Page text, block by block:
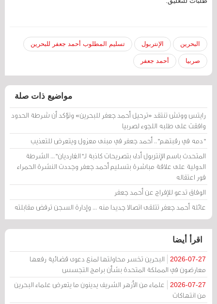
البحرين الإنتربول تسليم المطلوب أحمد جعفر للبحرين
صربيا أحمد جعفر
مواضيع ذات صلة
رايتس ووتش تنتقد «ترحيل أحمد جعفر للبحرين» وتؤكد أن شرطة الحدود
وافقت على طلبه اللجوء لصربيا
"دمه في رقبتهم".. أحمد جعفر في مبنى معزول ويتعرض للتعذيب
المتحدث باسم الإنتربول أدلى بتصريحات كاذبة لـ"الغارديان"... الشرطة
الدولية على علاقة مباشرة بتسليم أحمد جعفر وجددت النشرة الحمراء
فور اعتقاله
الوفاق تدعو للإفراج عن أحمد جعفر
عائلة أحمد جعفر تتلقى اتصالا جديدا منه ... وإدارة السجن ترفض مقابلته
اقرأ أيضا
2026-07-27
البحرين تخسر محاولتها لمنع دعوى قضائية رفعها
معارضون في المملكة المتحدة بشأن برامج التجسس
2026-07-27
علماء من الأزهر الشريف يدينون ما يتعرض علماء البحرين
من انتهاكات